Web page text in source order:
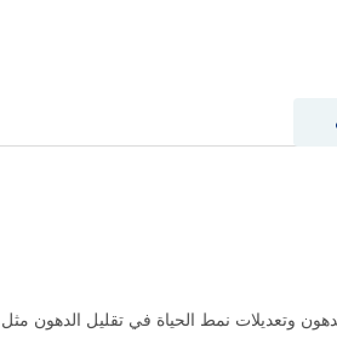
وتعديلات نمط الحياة في تقليل الدهون مثل